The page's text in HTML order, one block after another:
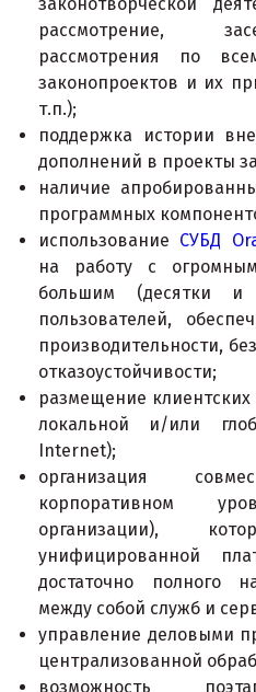
рассмотрение,
рассмотрения по
законопроектов и их
т.п.);
поддержка истории
дополнений в проекты
наличие
программных
использование СУБД
на работу с
большим (десятки и
пользователей,
производительности,
отказоустойчивости;
размещение
локальной и/или
Internet);
организация
корпоративном
организации),
унифицированной
достаточно полного
между собой служб и
управление деловыми
централизованной
возможность